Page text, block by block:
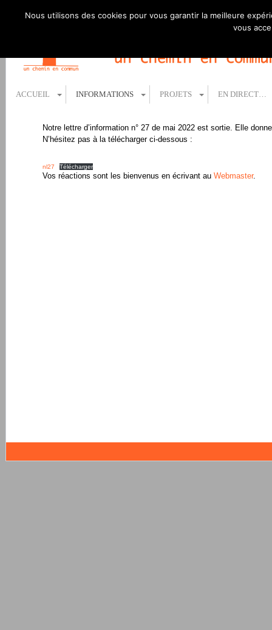
ACCUEIL INFORMATIONS PROJETS EN DIRECT…
Notre lettre d’information n° 27 de mai 2022 est sortie. Elle
N’hésitez pas à la télécharger ci-dessous :
nl27 Télécharger
Vos réactions sont les bienvenus en écrivant au Webmaster.
Nous utilisons des cookies pour vous garantir la meilleure
vous